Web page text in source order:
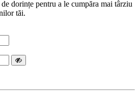
dorințe pentru a le cumpăra mai târziu
tăi.